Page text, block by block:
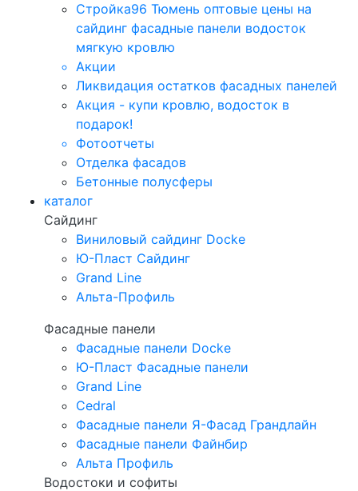
Стройка96 Тюмень оптовые цены на
сайдинг фасадные панели водосток
мягкую кровлю
Акции
Ликвидация остатков фасадных панелей
Акция - купи кровлю, водосток в
подарок!
Фотоотчеты
Отделка фасадов
Бетонные полусферы
каталог
Сайдинг
Виниловый сайдинг Docke
Ю-Пласт Сайдинг
Grand Line
Альта-Профиль
Фасадные панели
Фасадные панели Docke
Ю-Пласт Фасадные панели
Grand Line
Cedral
Фасадные панели Я-Фасад Грандлайн
Фасадные панели Файнбир
Альта Профиль
Водостоки и софиты